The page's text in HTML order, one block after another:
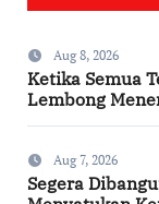
Aug 8, 2026
Ketika Semua
Lembong
Aug 7, 2026
Segera